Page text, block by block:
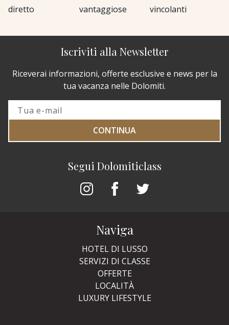
diretto
vantaggiose
vincolanti
Segui Dolomiticlass
Iscriviti alla Newsletter
Riceverai informazioni, offerte esclusive e news per la
tua vacanza nelle Dolomiti.
CONTINUA
Naviga
HOTEL DI LUSSO
SERVIZI DI CLASSE
OFFERTE
LOCALITÀ
LUXURY LIFESTYLE